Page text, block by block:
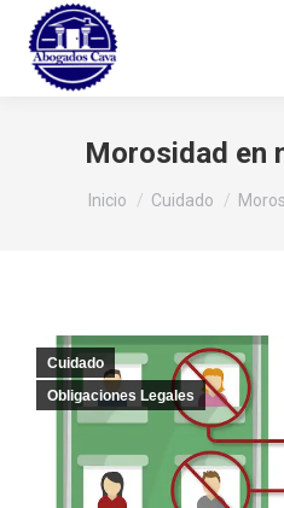
Morosidad en
Estás aquí:
Inicio Cuidado
Cuidado
Obligaciones Legales